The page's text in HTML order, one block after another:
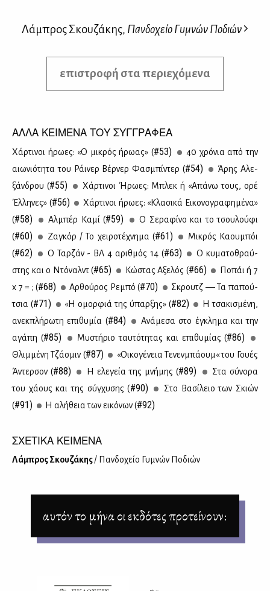
Λάμπρος Σκουζάκης, Πανδοχείο Γυμνών Ποδιών
επιστροφή στα περιεχόμενα
ΑΛΛΑ ΚΕΙΜΕΝΑ ΤΟΥ ΣΥΓΓΡΑΦΕΑ
Χάρ­τι­νοι ήρω­ες: «Ο μι­κρός ήρω­ας» (#53)
40 χρό­νια από την
αιω­νιό­τη­τα του Ράι­νερ Βέρ­νερ Φα­σμπί­ντερ (#54)
Άρης Αλε­
ξάν­δρου (#55)
Χάρ­τι­νοι Ήρω­ες: Μπλεκ ή «Απά­νω τους, ορέ
Έλ­λη­νες» (#56)
Χάρ­τι­νοι ήρω­ες: «Κλα­σι­κά Ει­κο­νο­γρα­φη­μέ­να»
(#58) Αλ­μπέρ Κα­μί (#59)
Ο Σε­ρα­φί­νο και το τσου­λού­φι
(#60) Ζα­γκόρ / Το χει­ρο­τέ­χνη­μα (#61)
Μι­κρός Κα­ου­μπόι
(#62) Ο Ταρ­ζάν - ΒΛ 4 αριθ­μός 14 (#63)
Ο κυ­μα­το­θραύ­
στης και ο Ντό­ναλντ (#65) Κώ­στας Αξε­λός (#66)
Πο­πάι ή 7
x 7 = ; (#68) Αρ­θού­ρος Ρε­μπό (#70)
Σκρουτζ ― Τα πα­πού­
τσια (#71) «Η ομορ­φιά της ύπαρ­ξης» (#82)
Η τσα­κι­σμέ­νη,
ανεκ­πλή­ρω­τη επι­θυ­μία (#84)
Ανά­με­σα στο έγκλη­μα και την
αγά­πη (#85) Μυ­στή­ριο ταυ­τό­τη­τας και επι­θυ­μί­ας (#86)
Θλιμ­μέ­νη Τζά­σμιν (#87)
«Οι­κο­γέ­νεια Τε­νεν­μπά­ουμ« του Γου­ές
Άντερ­σον (#88) Η ελε­γεία της μνή­μης (#89)
Στα σύ­νο­ρα
του χά­ους και της σύγ­χυ­σης (#90)
Στο Βα­σί­λειο των Σκιών
(#91) Η αλή­θεια των ει­κό­νων (#92)
ΣΧΕΤΙΚΑ ΚΕΙΜΕΝΑ
Λά­μπρος Σκου­ζά­κης/ Παν­δο­χείο Γυ­μνών Πο­διών
αυτόν το μήνα οι εκδότες προτείνουν: